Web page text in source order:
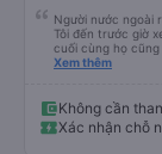
Người nước ngoài
Tôi đến trước giờ
cuối cùng họ
sao thì tôi ngủ
Xem thêm
Không cần
Xác nhận chỗ